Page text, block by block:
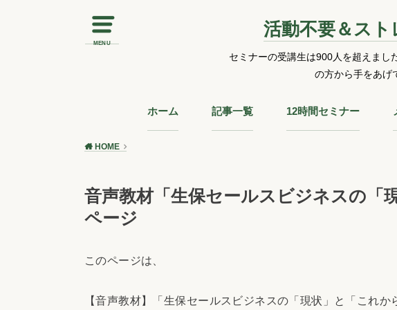
MENU
活動不要＆ス
セミナーの受講生は900人を超えまし
の方から手をあげ
ホーム 記事一覧 12時間セミナー
HOME
音声教材「生保セールスビジネスの「
ページ
このページは、
【音声教材】「生保セールスビジネスの「現状」と「これか